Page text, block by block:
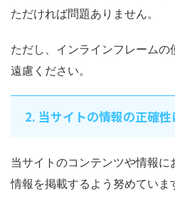
ただければ問題ありません。
ただし、インラインフレーム
遠慮ください。
2. 当サイトの情報の正確性
当サイトのコンテンツや情報
情報を掲載するよう努めていま